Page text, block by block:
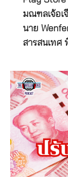
มณฑลเจ้อเ
นาย
สารสนเทศ